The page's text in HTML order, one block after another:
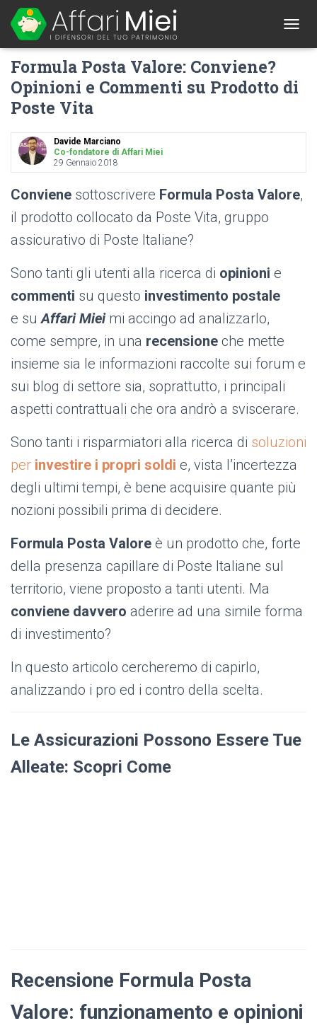
O
L
T
Formula Posta Valore: Conviene?
Opinioni e Commenti su Prodotto di
Poste Vita
Davide Marciano
Co-fondatore di Affari Miei
29 Gennaio 2018
Conviene sottoscrivere Formula Posta Valore,
il prodotto collocato da Poste Vita, gruppo
assicurativo di Poste Italiane?
Sono tanti gli utenti alla ricerca di opinioni e
commenti su questo investimento postale
e suAffari Mieimi accingo ad analizzarlo,
come sempre, in una recensione che mette
insieme sia le informazioni raccolte sui forum e
sui blog di settore sia, soprattutto, i principali
aspetti contrattuali che ora andrò a sviscerare.
Sono tanti i risparmiatori alla ricerca di soluzioni
per investire i propri soldi e, vista l’incertezza
degli ultimi tempi, è bene acquisire quante più
nozioni possibili prima di decidere.
Formula Posta Valore è un prodotto che, forte
della presenza capillare di Poste Italiane sul
territorio, viene proposto a tanti utenti. Ma
conviene davvero aderire ad una simile forma
di investimento?
In questo articolo cercheremo di capirlo,
analizzando i pro ed i contro della scelta.
Le Assicurazioni Possono Essere Tue
Alleate: Scopri Come
Recensione Formula Posta
Valore: funzionamento e opinioni